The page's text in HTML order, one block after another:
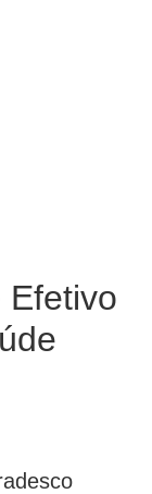
Efetivo